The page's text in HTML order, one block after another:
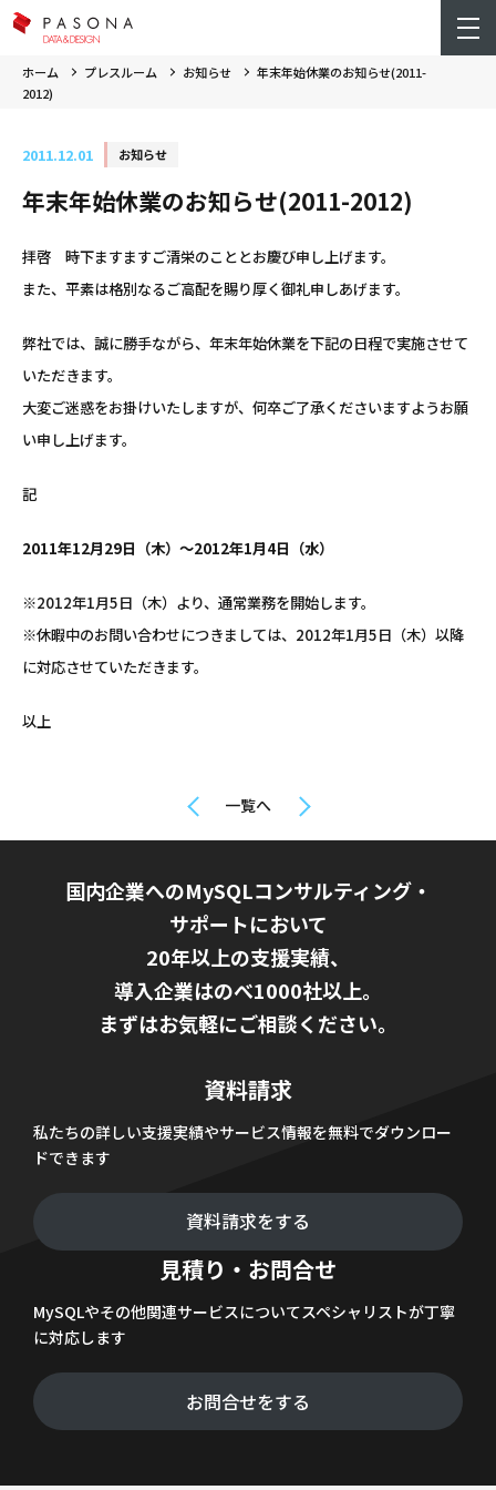
ホーム プレスルーム お知らせ
年末年始休業のお知らせ(2011-
2012)
2011.12.01 お知らせ
年末年始休業のお知らせ(2011-2012)
拝啓 時下ますますご清栄のこととお慶び申し上げます。
また、平素は格別なるご高配を賜り厚く御礼申しあげます。
弊社では、誠に勝手ながら、年末年始休業を下記の日程で実施させて
いただきます。
大変ご迷惑をお掛けいたしますが、何卒ご了承くださいますようお願
い申し上げます。
記
2011年12月29日（木）～2012年1月4日（水）
※2012年1月5日（木）より、通常業務を開始します。
※休暇中のお問い合わせにつきましては、2012年1月5日（木）以降
に対応させていただきます。
以上
一覧へ
国内企業へのMySQLコンサルティング・
サポートにおいて
20年以上の支援実績、
導入企業はのべ1000社以上。
まずはお気軽にご相談ください。
資料請求
私たちの詳しい支援実績やサービス情報を無料でダウンロー
ドできます
資料請求をする
見積り・お問合せ
MySQLやその他関連サービスについてスペシャリストが丁寧
に対応します
お問合せをする